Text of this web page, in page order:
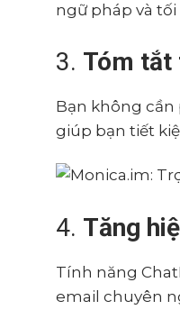
ngữ pháp và tối
3. Tóm tắt
Bạn không cần
giúp bạn tiết
4. Tăng
Tính năng
email chuyên